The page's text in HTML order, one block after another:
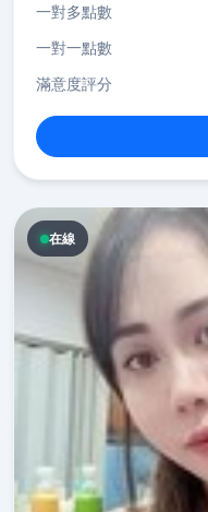
一對多點數
一對一點數
滿意度評分
在線